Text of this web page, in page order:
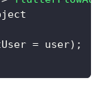
= user) ;